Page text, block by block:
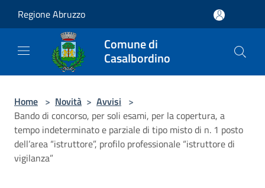
Regione Abruzzo
Comune di
Casalbordino
Home > Novità > Avvisi >
Bando di concorso, per soli esami, per la copertura, a
tempo indeterminato e parziale di tipo misto di n. 1 posto
dell’area “istruttore”, profilo professionale “istruttore di
vigilanza”